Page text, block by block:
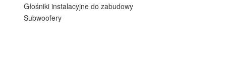
Głośniki instalacyjne do zabudowy
Subwoofery